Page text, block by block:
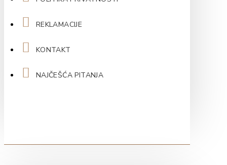
REKLAMACIJE
KONTAKT
NAJČEŠĆA PITANJA